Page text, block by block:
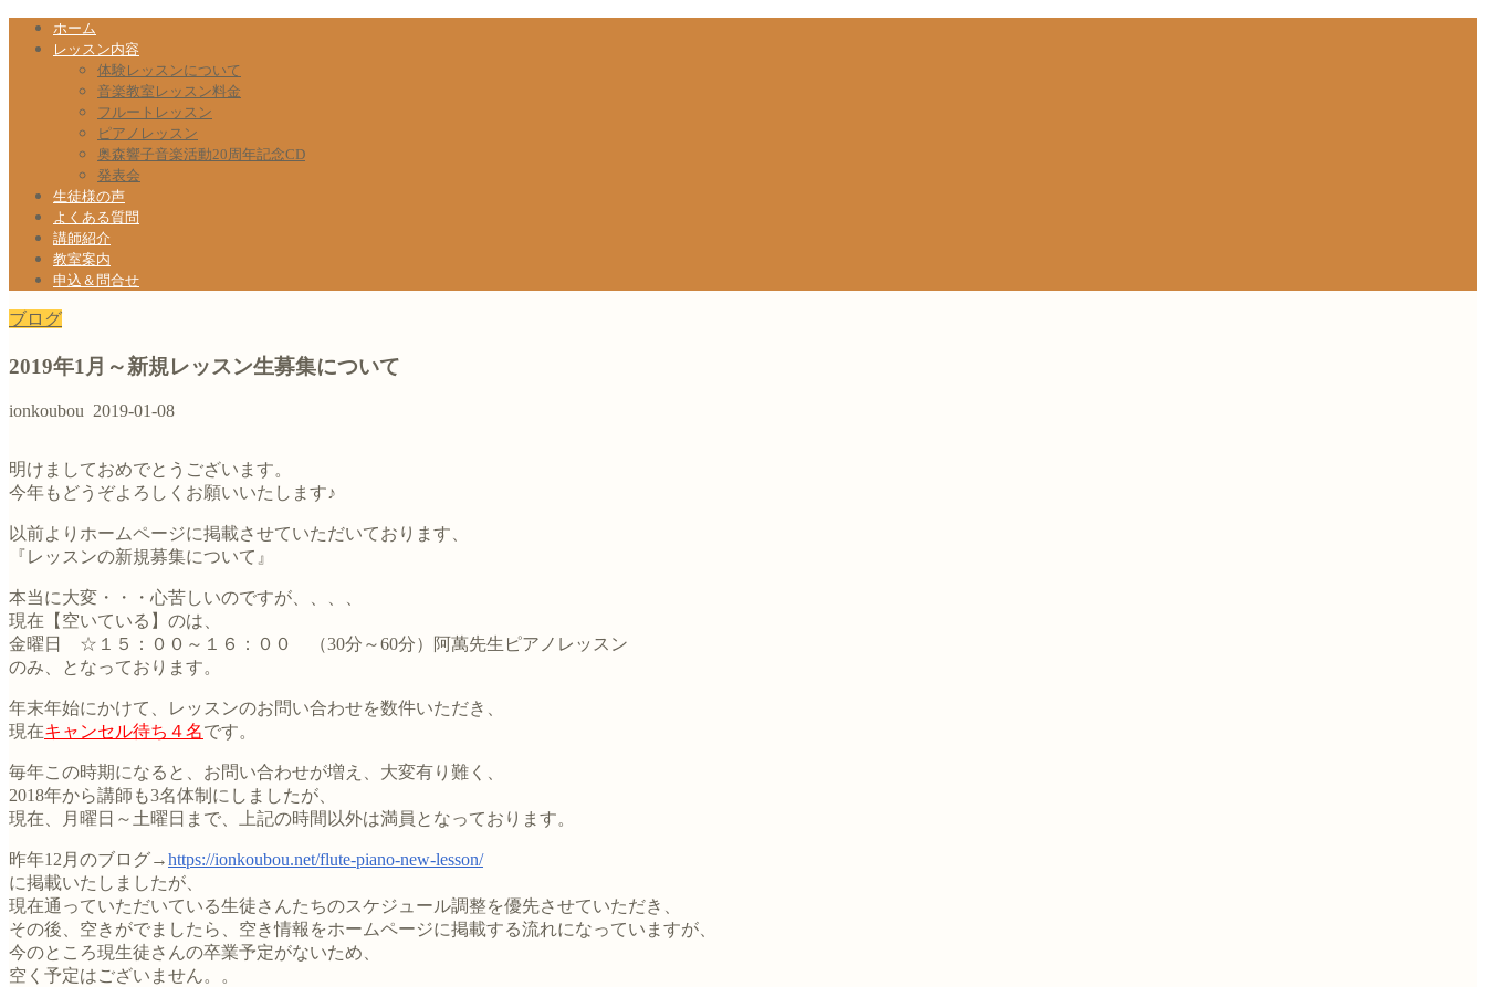
ホーム
レッスン内容
体験レッスンについて
音楽教室レッスン料金
フルートレッスン
ピアノレッスン
奥森響子音楽活動20周年記念CD
発表会
生徒様の声
よくある質問
講師紹介
教室案内
申込＆問合せ
ブログ
2019年1月～新規レッスン生募集について
ionkoubou 2019-01-08
明けましておめでとうございます。
今年もどうぞよろしくお願いいたします♪
以前よりホームページに掲載させていただいております、
『レッスンの新規募集について』
本当に大変・・・心苦しいのですが、、、、
現在【空いている】のは、
金曜日 ☆１５：００～１６：００ （30分～60分）阿萬先生ピアノレッスン
のみ、となっております。
年末年始にかけて、レッスンのお問い合わせを数件いただき、
現在キャンセル待ち４名です。
毎年この時期になると、お問い合わせが増え、大変有り難く、
2018年から講師も3名体制にしましたが、
現在、月曜日～土曜日まで、上記の時間以外は満員となっております。
昨年12月のブログ→https://ionkoubou.net/flute-piano-new-lesson/
に掲載いたしましたが、
現在通っていただいている生徒さんたちのスケジュール調整を優先させていただき、
その後、空きがでましたら、空き情報をホームページに掲載する流れになっていますが、
今のところ現生徒さんの卒業予定がないため、
空く予定はございません。。